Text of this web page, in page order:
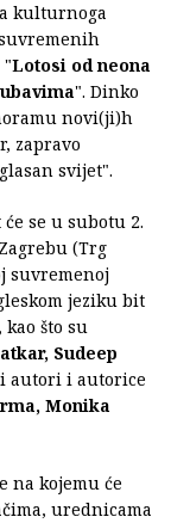
kulturnoga
"Lotosi od neona
". Dinko
novi(ji)h
zapravo
svijet".
se u subotu 2.
(Trg
suvremenoj
jeziku bit
što su
Sudeep
i autori i autorice
Monika
na kojemu će
urednicama